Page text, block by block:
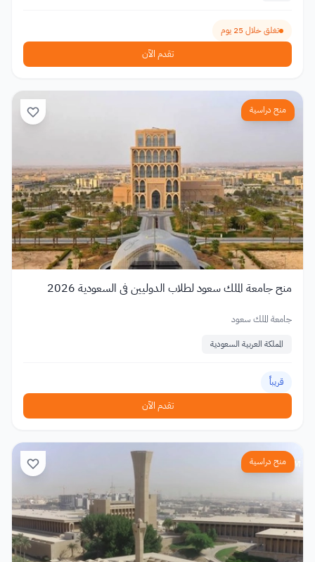
تغلق خلال 25 يوم
تقدم الآن
منح دراسية
منح جامعة الملك سعود لطلاب الدوليين في السعودية 2026
جامعة الملك سعود
المملكة العربية السعودية
قريباً
تقدم الآن
منح دراسية